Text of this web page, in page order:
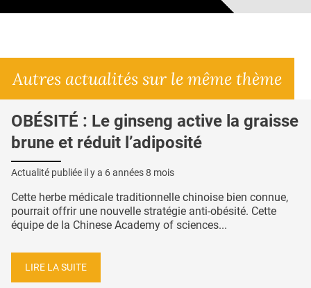
Autres actualités sur le même thème
OBÉSITÉ : Le ginseng active la graisse
brune et réduit l’adiposité
Actualité publiée il y a 6 années 8 mois
Cette herbe médicale traditionnelle chinoise bien connue,
pourrait offrir une nouvelle stratégie anti-obésité. Cette
équipe de la Chinese Academy of sciences...
LIRE LA SUITE